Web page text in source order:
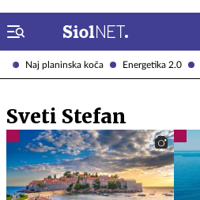
Naj planinska koča Energetika 2.0
Sveti Stefan